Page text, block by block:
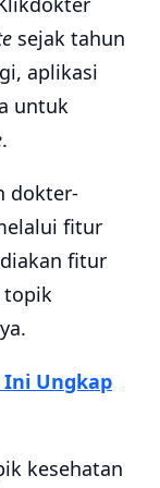
sejak tahun
aplikasi
untuk
.
dokter-
fitur
fitur
topik
Ungkap
kesehatan